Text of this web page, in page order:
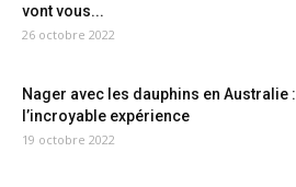
vont vous...
26 octobre 2022
Nager avec les dauphins en Australie :
l’incroyable expérience
19 octobre 2022